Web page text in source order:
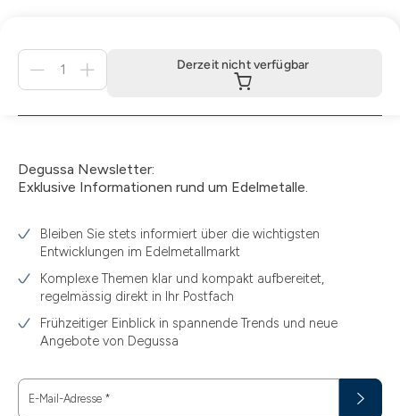
Derzeit
verfügbar
Derzeit nicht verfügbar
Degussa Newsletter:
Exklusive Informationen rund um Edelmetalle.
Bleiben Sie stets informiert über die wichtigsten
Entwicklungen im Edelmetallmarkt
Komplexe Themen klar und kompakt aufbereitet,
regelmässig direkt in Ihr Postfach
Frühzeitiger Einblick in spannende Trends und neue
Angebote von Degussa
E-Mail-Adresse *